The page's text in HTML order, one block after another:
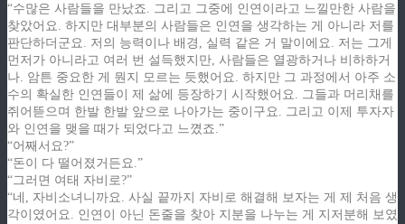
“수많은 사람들을 만났죠. 그리고 그중에 인연이라고 느낄만한 사람을
찾았어요. 하지만 대부분의 사람들은 인연을 생각하는 게 아니라 저를
판단하더군요. 저의 능력이나 배경, 실력 같은 거 말이에요. 저는 그게
먼저가 아니라고 여러 번 설득했지만, 사람들은 열광하거나 비하하거
나. 암튼 중요한 게 뭔지 모르는 듯했어요. 하지만 그 과정에서 아주 소
수의 확실한 인연들이 제 삶에 등장하기 시작했어요. 그들과 머리채를
쥐어뜯으며 한발 한발 앞으로 나아가는 중이구요. 그리고 이제 투자자
와 인연을 맺을 때가 되었다고 느꼈죠.”
“어째서요?”
“돈이 다 떨어졌거든요.”
“그러면 여태 자비로?”
“네, 자비소녀니까요. 사실 끝까지 자비로 해결해 보자는 게 제 처음 생
각이였어요. 인연이 아닌 돈줄을 찾아 지분을 나누는 게 지저분해 보였